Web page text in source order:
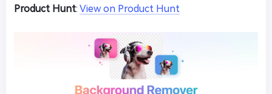
Product Hunt: View on Product Hunt